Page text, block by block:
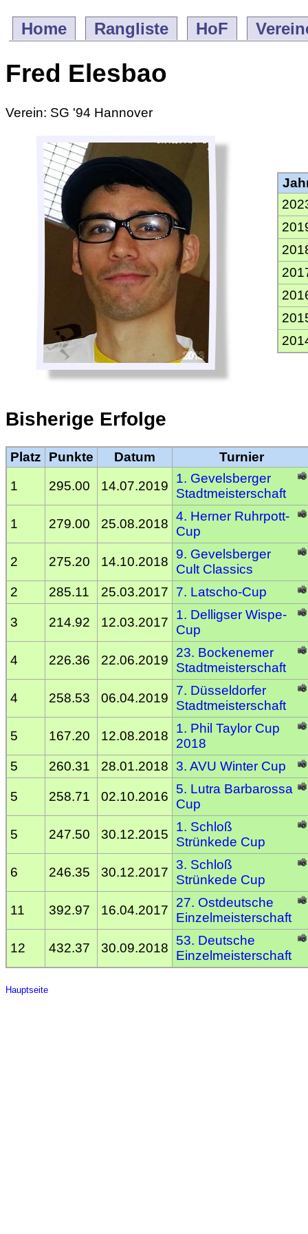
Home Rangliste HoF
Fred Elesbao
Verein: SG '94 Hannover
Bisherige Erfolge
Platz Punkte Datum
Turnier
1
295.00 14.07.2019
1. Gevelsberger
Stadtmeisterschaft
1 279.00 25.08.2018
4. Herner Ruhrpott-
Cup
2 275.20 14.10.2018
9. Gevelsberger
Cult Classics
2
285.11 25.03.2017 7. Latscho-Cup
3 214.92 12.03.2017
1. Delligser Wispe-
Cup
4 226.36 22.06.2019
23. Bockenemer
Stadtmeisterschaft
4 258.53 06.04.2019
7. Düsseldorfer
Stadtmeisterschaft
5 167.20 12.08.2018
1. Phil Taylor Cup
2018
5
260.31 28.01.2018 3. AVU Winter Cup
5 258.71 02.10.2016
5. Lutra Barbarossa
Cup
5 247.50 30.12.2015
1. Schloß
Strünkede Cup
6 246.35 30.12.2017
3. Schloß
Strünkede Cup
11 392.97 16.04.2017
27. Ostdeutsche
Einzelmeisterschaft
12 432.37 30.09.2018
53. Deutsche
Einzelmeisterschaft
Hauptseite